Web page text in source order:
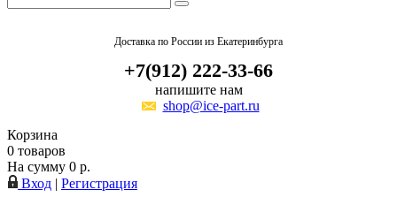
Доставка по России из Екатеринбурга
+7(912) 222-33-66
напишите нам
shop@ice-part.ru
Корзина
0 товаров
На сумму 0 р.
Вход | Регистрация